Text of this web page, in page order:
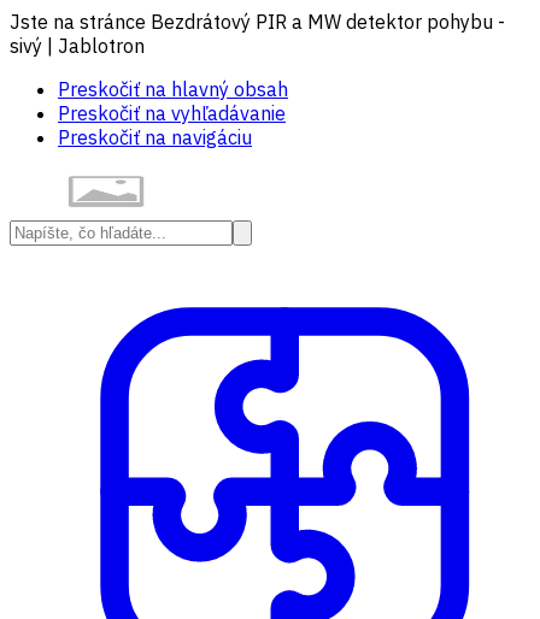
Jste na stránce Bezdrátový PIR a MW detektor pohybu -
sivý | Jablotron
Preskočiť na hlavný obsah
Preskočiť na vyhľadávanie
Preskočiť na navigáciu